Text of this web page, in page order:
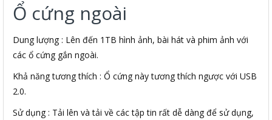
Ổ cứng ngoài
Dung lượng : Lên đến 1TB hình ảnh, bài hát và phim ảnh với
các ổ cứng gắn ngoài.
Khả năng tương thích : Ổ cứng này tương thích ngược với USB
2.0.
Sử dụng : Tải lên và tải về các tập tin rất dễ dàng để sử dụng,